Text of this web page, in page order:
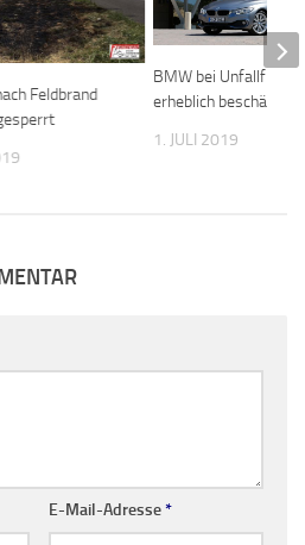
Feldbrand
BMW bei Unfallflucht
erheblich beschädigt
1. JULI 2019
E-Mail-Adresse*